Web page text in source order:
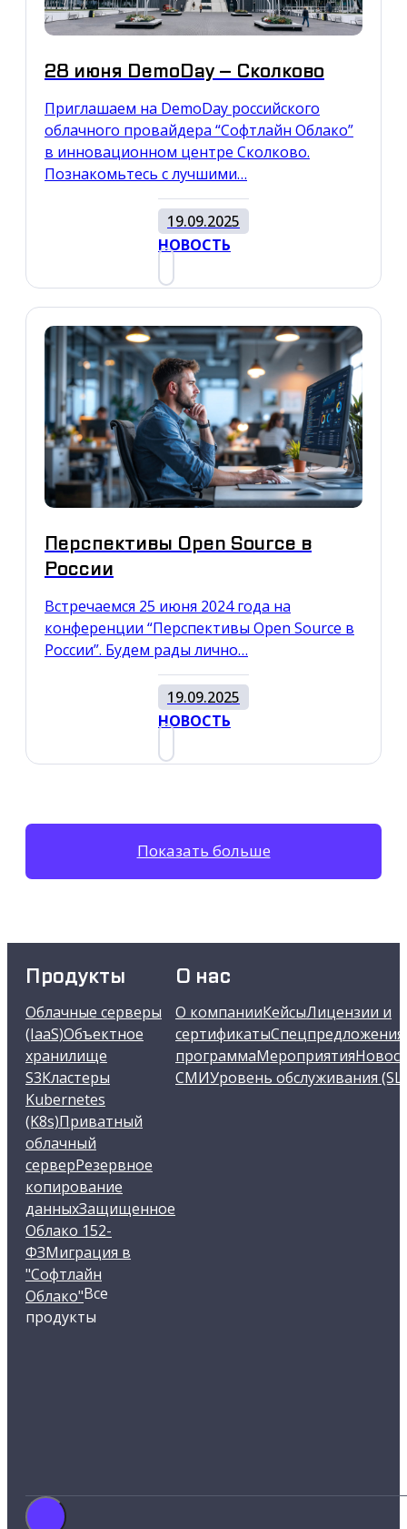
28 июня DemoDay – Сколково
Приглашаем на DemoDay российского
облачного провайдера “Софтлайн Облако”
в инновационном центре Сколково.
Познакомьтесь с лучшими…
19.09.2025
НОВОСТЬ
Перспективы Open Source в
России
Встречаемся 25 июня 2024 года на
конференции “Перспективы Open Source в
России”. Будем рады лично…
19.09.2025
НОВОСТЬ
Показать больше
Продукты
Облачные серверы
(IaaS)Объектное
хранилище
S3Кластеры
Kubernetes
(K8s)Приватный
облачный
серверРезервное
копирование
данныхЗащищенное
Облако 152-
ФЗМиграция в
"Софтлайн
Облако"Все
продукты
О нас
О компанииКейсыЛицензии и
сертификатыСпецпредложения
программаМероприятия
СМИУровень обслуживания